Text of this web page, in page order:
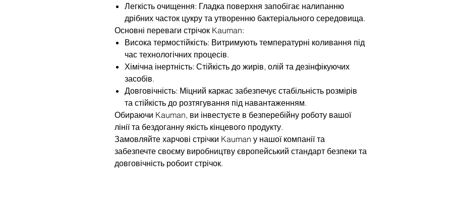
Легкість очищення: Гладка поверхня запобігає налипанню
дрібних часток цукру та утворенню бактеріального середовища.
Основні переваги стрічок Kauman:
Висока термостійкість: Витримують температурні коливання під
час технологічних процесів.
Хімічна інертність: Стійкість до жирів, олій та дезінфікуючих
засобів.
Довговічність: Міцний каркас забезпечує стабільність розмірів
та стійкість до розтягування під навантаженням.
Обираючи Kauman, ви інвестуєте в безперебійну роботу вашої
лінії та бездоганну якість кінцевого продукту.
Замовляйте харчові стрічки Kauman у нашої компанії та
забезпечте своєму виробництву європейський стандарт безпеки та
довговічність робоит стрічок.